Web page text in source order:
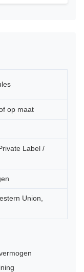
op maat
Label /
Union,